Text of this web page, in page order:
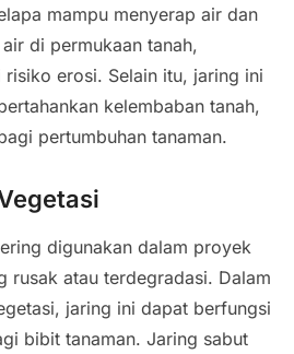
mampu menyerap air dan
di permukaan tanah,
risiko erosi. Selain itu, jaring ini
kelembaban tanah,
pertumbuhan tanaman.
digunakan dalam proyek
rusak atau terdegradasi. Dalam
jaring ini dapat berfungsi
bibit tanaman. Jaring sabut